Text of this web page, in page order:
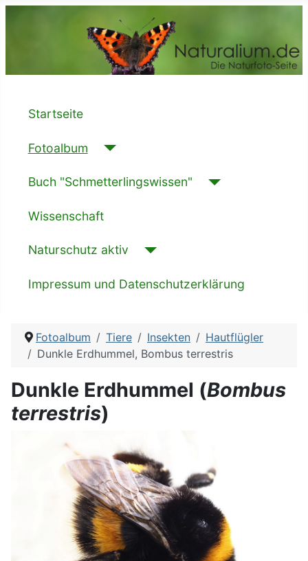
Startseite
Fotoalbum
Buch "Schmetterlingswissen"
Wissenschaft
Naturschutz aktiv
Impressum und Datenschutzerklärung
Fotoalbum Tiere Insekten
Hautflügler
Dunkle Erdhummel, Bombus terrestris
Dunkle Erdhummel (Bombus
terrestris)